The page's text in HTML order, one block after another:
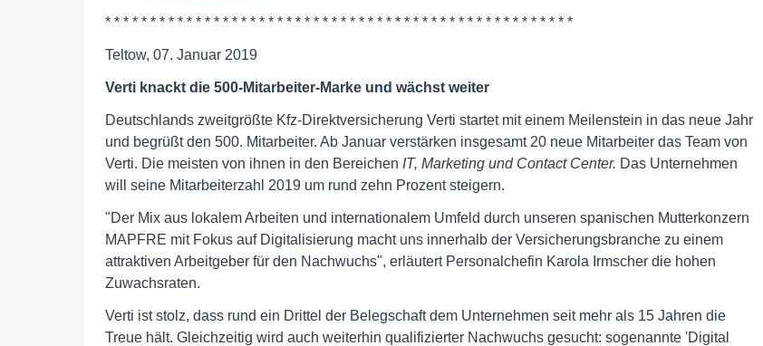
* * * * * * * * * * * * * * * * * * * * * * * * * * * * * * * * * * * * * * * * * * * * * * * * * * * *
Teltow, 07. Januar 2019
Verti knackt die 500-Mitarbeiter-Marke und wächst weiter
Deutschlands zweitgrößte Kfz-Direktversicherung Verti startet mit einem Meilenstein in das neue Jahr
und begrüßt den 500. Mitarbeiter. Ab Januar verstärken insgesamt 20 neue Mitarbeiter das Team von
Verti. Die meisten von ihnen in den Bereichen IT, Marketing und Contact Center. Das Unternehmen
will seine Mitarbeiterzahl 2019 um rund zehn Prozent steigern.
"Der Mix aus lokalem Arbeiten und internationalem Umfeld durch unseren spanischen Mutterkonzern
MAPFRE mit Fokus auf Digitalisierung macht uns innerhalb der Versicherungsbranche zu einem
attraktiven Arbeitgeber für den Nachwuchs", erläutert Personalchefin Karola Irmscher die hohen
Zuwachsraten.
Verti ist stolz, dass rund ein Drittel der Belegschaft dem Unternehmen seit mehr als 15 Jahren die
Treue hält. Gleichzeitig wird auch weiterhin qualifizierter Nachwuchs gesucht: sogenannte 'Digital